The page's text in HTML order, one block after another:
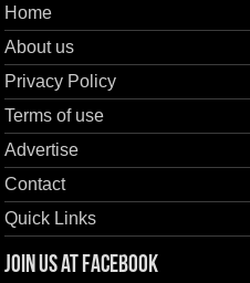
Home
About us
Privacy Policy
Terms of use
Advertise
Contact
Quick Links
Join us at Facebook